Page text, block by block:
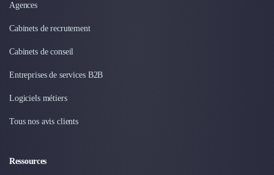
Agences
Cabinets de recrutement
Cabinets de conseil
Entreprises de services B2B
Logiciels métiers
Tous nos avis clients
Ressources